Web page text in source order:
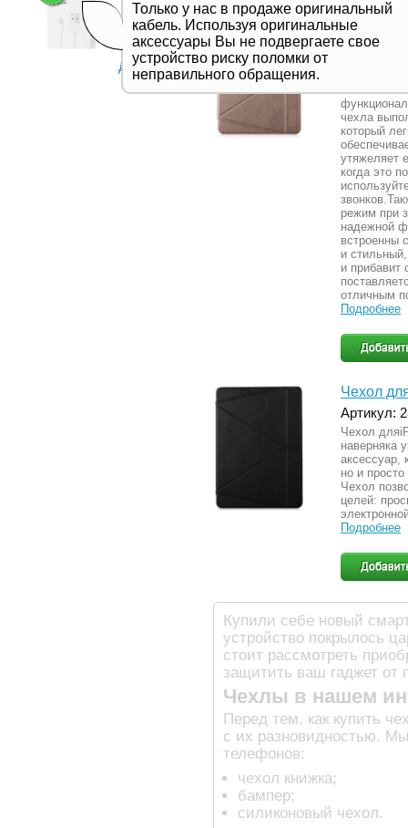
Только у нас в продаже оригинальный
кабель. Используя оригинальные
аксессуары Вы не подвергаете свое
устройство риску поломки от
неправильного обращения.
Дивитись все
Чехол
Артикул:
чехла
который
утяжеляет
когда это
режим при
надежной
встроенны
и
и прибавит
отличным
Подробнее
Чехол
Артикул:
Чехол
наверняка
аксессуар,
но и
Чехол
целей:
Подробнее
Купили себе новый
устройство покрылось
стоит рассмотреть
защитить ваш гаджет от
Чехлы в нашем
Перед тем, как купить
с их разновидностью.
телефонов:
чехол книжка;
бампер;
силиконовый чехол.